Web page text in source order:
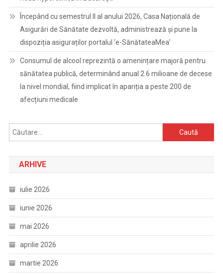
Începând cu semestrul II al anului 2026, Casa Națională de
Asigurări de Sănătate dezvoltă, administrează și pune la
dispoziția asiguraților portalul ‘e-SănătateaMea’
Consumul de alcool reprezintă o amenințare majoră pentru
sănătatea publică, determinând anual 2.6 milioane de decese
la nivel mondial, fiind implicat în apariția a peste 200 de
afecțiuni medicale
Caută
după:
ARHIVE
iulie 2026
iunie 2026
mai 2026
aprilie 2026
martie 2026